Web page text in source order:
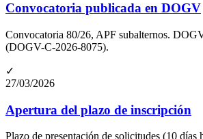
Convocatoria publicada en DOGV
Convocatoria 80/26, APF subalternos.
(DOGV-C-2026-8075).
✓
27/03/2026
Apertura del plazo de inscripción
Plazo de presentación de solicitudes (10 días